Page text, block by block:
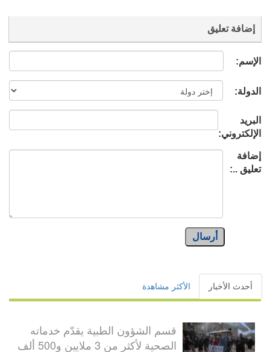
إضافة تعليق
الإسم:
الدولة:
البريد
الإلكتروني:
إضافة
تعليق ..:
أرسال
أحدث الأخبار الأكثر مشاهدة
قسم الشؤون الطبية يقدّم خدماته
الصحية لأكثر من 3 ملايين و500 ألف